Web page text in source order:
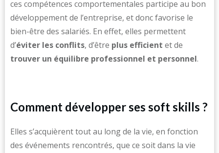
ces compétences comportementales participe au bon
développement de l’entreprise, et donc favorise le
bien-être des salariés. En effet, elles permettent
d’éviter les conflits, d’être plus efficient et de
trouver un équilibre professionnel et personnel.
Comment développer ses soft skills ?
Elles s’acquièrent tout au long de la vie, en fonction
des événements rencontrés, que ce soit dans la vie